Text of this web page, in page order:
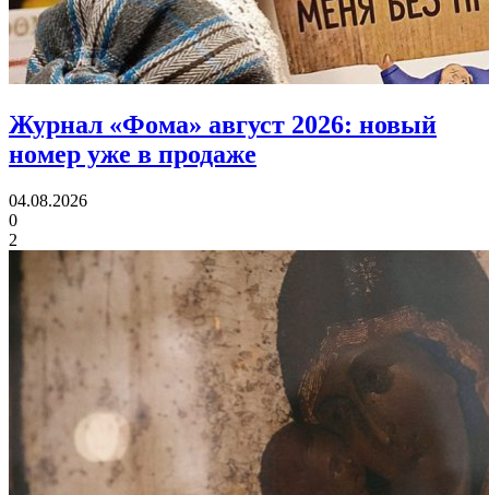
Журнал «Фома» август 2026: новый
номер уже в продаже
04.08.2026
0
2